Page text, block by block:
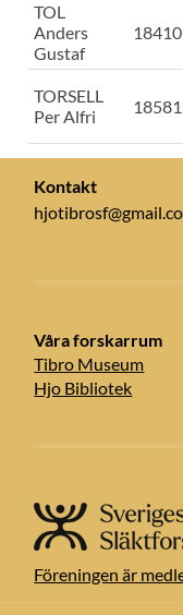
TOL
Anders
Gustaf
TORSELL
Per Alfri
Kontakt
Våra forskarrum
Tibro Museum
Hjo Bibliotek
Föreningen är